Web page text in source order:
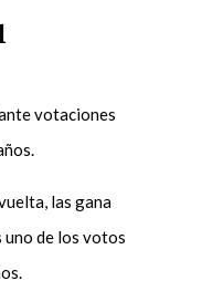
votaciones
las gana
uno de los votos